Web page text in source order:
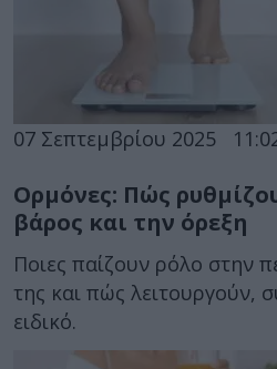
07 Σεπτεμβρίου 2025
Ορμόνες: Πώς
βάρος και την όρεξη
Ποιες παίζουν ρόλο στην
της και πώς λειτουργούν,
ειδικό.